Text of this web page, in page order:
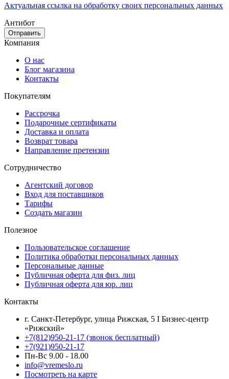
Актуальная ссылка на обработку своих персональных данных
Антибот
Отправить
Компания
О нас
Блог магазина
Контакты
Покупателям
Рассрочка
Подарочные сертификаты
Доставка и оплата
Возврат товара
Направление претензии
Сотрудничество
Агентский договор
Вход для поставщиков
Тарифы
Создать магазин
Полезное
Пользовательское соглашение
Политика обработки персональных данных
Персональные данные
Публичная оферта для физ. лиц
Публичная оферта для юр. лиц
Контакты
г. Санкт-Петербург, улица Рижская, 5 I Бизнес-центр
«Рижский»
+7(812)950-21-17 (звонок бесплатный)
+7(921)950-21-17
Пн-Вс 9.00 - 18.00
info@vremeslo.ru
Посмотреть на карте